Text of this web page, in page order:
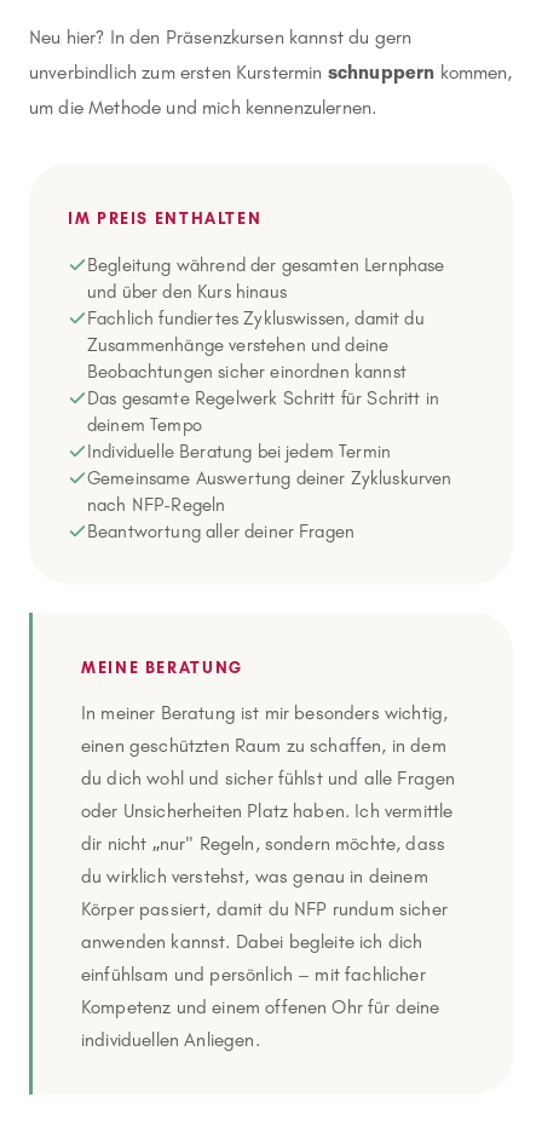
Neu hier? In den Präsenzkursen kannst du gern
unverbindlich zum ersten Kurstermin schnuppern kommen,
um die Methode und mich kennenzulernen.
IM PREIS ENTHALTEN
Begleitung während der gesamten Lernphase
und über den Kurs hinaus
Fachlich fundiertes Zykluswissen, damit du
Zusammenhänge verstehen und deine
Beobachtungen sicher einordnen kannst
Das gesamte Regelwerk Schritt für Schritt in
deinem Tempo
Individuelle Beratung bei jedem Termin
Gemeinsame Auswertung deiner Zykluskurven
nach NFP-Regeln
Beantwortung aller deiner Fragen
MEINE BERATUNG
In meiner Beratung ist mir besonders wichtig,
einen geschützten Raum zu schaffen, in dem
du dich wohl und sicher fühlst und alle Fragen
oder Unsicherheiten Platz haben. Ich vermittle
dir nicht „nur" Regeln, sondern möchte, dass
du wirklich verstehst, was genau in deinem
Körper passiert, damit du NFP rundum sicher
anwenden kannst. Dabei begleite ich dich
einfühlsam und persönlich – mit fachlicher
Kompetenz und einem offenen Ohr für deine
individuellen Anliegen.